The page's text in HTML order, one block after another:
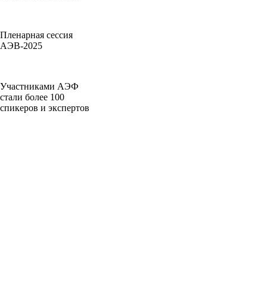
Пленарная сессия
АЭВ-2025
Участниками АЭФ
стали более 100
спикеров и экспертов